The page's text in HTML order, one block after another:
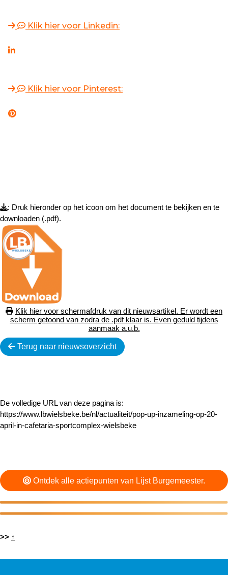
Klik hier voor Linkedin:
Klik hier voor Pinterest:
: Druk hieronder op het icoon om het document te bekijken en te
downloaden (.pdf).
Klik hier voor schermafdruk van dit nieuwsartikel. Er wordt een
scherm getoond van zodra de .pdf klaar is. Even geduld tijdens
aanmaak a.u.b.
Terug naar nieuwsoverzicht
De volledige URL van deze pagina is:
https://www.lbwielsbeke.be/nl/actualiteit/pop-up-inzameling-op-20-
april-in-cafetaria-sportcomplex-wielsbeke
Ontdek alle actiepunten van Lijst Burgemeester.
>> ↑